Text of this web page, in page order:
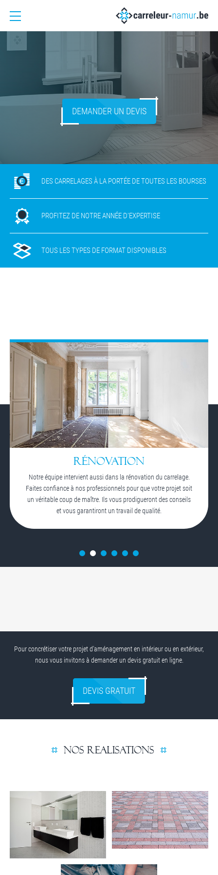
DEMANDER UN DEVIS
DES CARRELAGES À LA PORTÉE DE TOUTES LES BOURSES
PROFITEZ DE NOTRE ANNÉE D’EXPERTISE
TOUS LES TYPES DE FORMAT DISPONIBLES
RÉNOVATION
Notre équipe intervient aussi dans la rénovation du carrelage.
Faites confiance à nos professionnels pour que votre projet soit
un véritable coup de maître. Ils vous prodigueront des conseils
et vous garantiront un travail de qualité.
Pour concrétiser votre projet d’aménagement en intérieur ou en extérieur,
nous vous invitons à demander un devis gratuit en ligne.
DEVIS GRATUIT
NOS REALISATIONS